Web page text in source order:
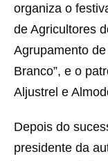
organiza o
de Agricultores
Agrupamento
Branco”, e o
Aljustrel e
Depois do
presidente da